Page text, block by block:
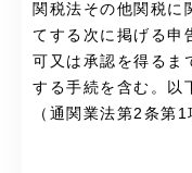
関税法その他関税に
てする次に掲げる申
可又は承認を得るま
する手続を含む。以
（通関業法第2条第1